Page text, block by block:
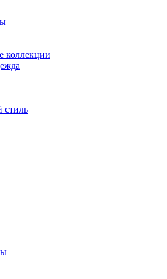
коллекции
стиль